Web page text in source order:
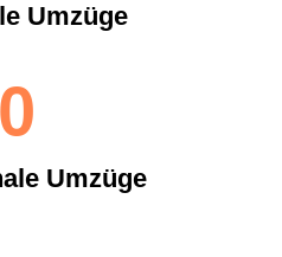
Umzüge
Umzüge
0